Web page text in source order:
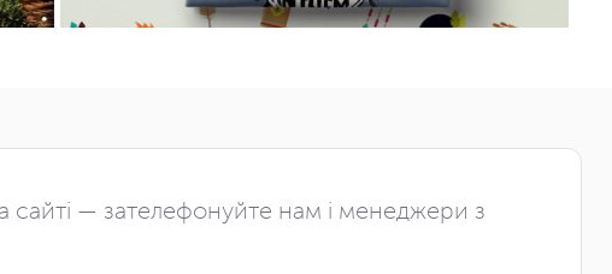
— зателефонуйте нам і менеджери з